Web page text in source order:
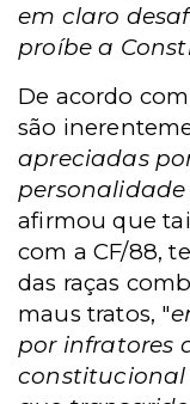
em claro
proíbe a
De acordo
são
apreciadas
afirmou que
com a CF/88,
das raças
maus tratos, "
por infratores